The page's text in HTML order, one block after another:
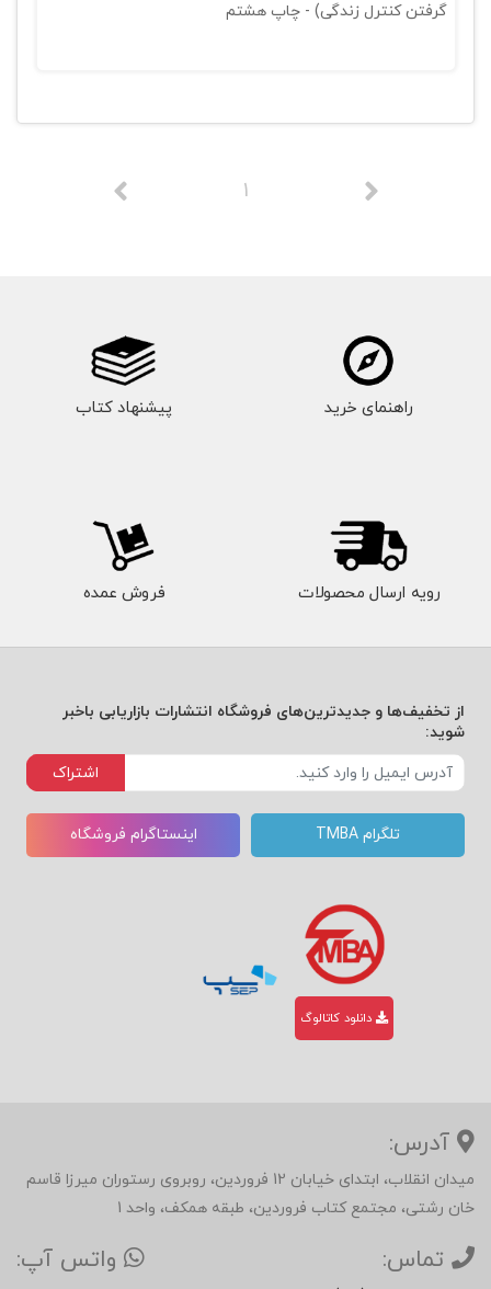
گرفتن کنترل زندگی) - چاپ هشتم
1
راهنمای خرید پیشنهاد کتاب
رویه ارسال محصولات فروش عمده
از تخفیف‌ها و جدیدترین‌های فروشگاه انتشارات بازاریابی باخبر
شوید:
اشتراک
تلگرام TMBA اینستاگرام فروشگاه
دانلود کاتالوگ
آدرس:
میدان انقلاب، ابتدای خیابان 12 فروردین، روبروی رستوران میرزا قاسم
خان رشتی، مجتمع کتاب فروردین، طبقه همکف، واحد 1
تماس: واتس آپ: